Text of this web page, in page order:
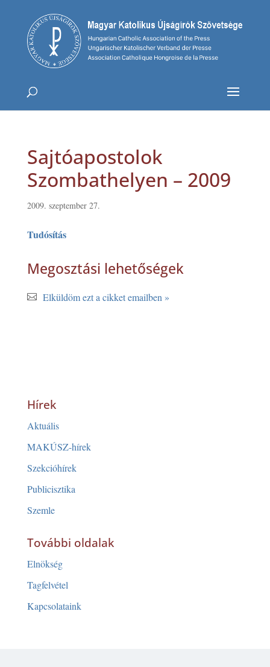
Sajtóapostolok
Szombathelyen – 2009
2009. szeptember 27.
Tudósítás
Megosztási lehetőségek
Elküldöm ezt a cikket emailben »
Hírek
Aktuális
MAKÚSZ-hírek
Szekcióhírek
Publicisztika
Szemle
További oldalak
Elnökség
Tagfelvétel
Kapcsolataink